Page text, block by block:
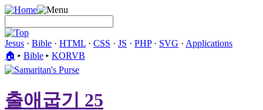
Jesus · Bible · HTML · CSS · JS · PHP· SVG · Applications
🏠︎ ▸ Bible ▸ KORVB
출애굽기 25